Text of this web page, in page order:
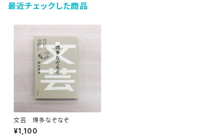
最近チェックした商品
文芸 博多なぞなぞ
¥1,100